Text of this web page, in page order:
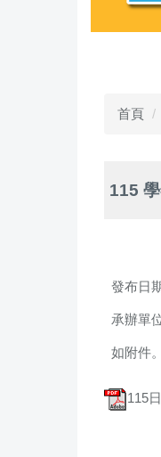
首頁
115
發布日
承辦單
如附件。
115